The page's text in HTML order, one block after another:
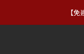
【88父親節】8/7–8/10｜【